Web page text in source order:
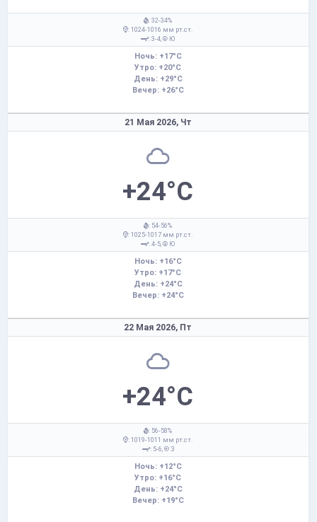
: 32-34%
: 1024-1016 мм рт.ст.
: 3-4,
Ю
Ночь: +17°C
Утро: +20°C
День: +29°C
Вечер: +26°C
21 Мая 2026, Чт
+24°C
: 54-56%
: 1025-1017 мм рт.ст.
: 4-5,
Ю
Ночь: +16°C
Утро: +17°C
День: +24°C
Вечер: +24°C
22 Мая 2026, Пт
+24°C
: 56-58%
: 1019-1011 мм рт.ст.
: 5-6,
З
Ночь: +12°C
Утро: +16°C
День: +24°C
Вечер: +19°C